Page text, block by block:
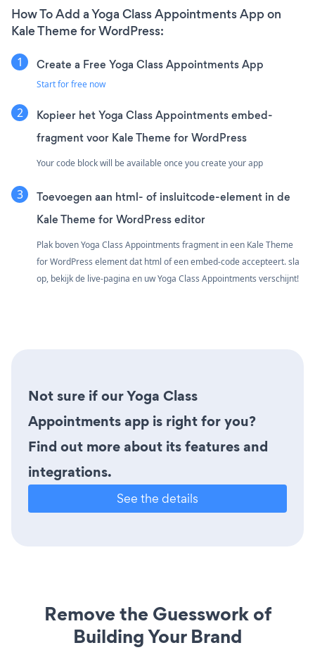
How To Add a Yoga Class Appointments App on
Kale Theme for WordPress:
Create a Free Yoga Class Appointments App
Start for free now
Kopieer het Yoga Class Appointments embed-
fragment voor Kale Theme for WordPress
Your code block will be available once you create your app
Toevoegen aan html- of insluitcode-element in de
Kale Theme for WordPress editor
Plak boven Yoga Class Appointments fragment in een Kale Theme
for WordPress element dat html of een embed-code accepteert. sla
op, bekijk de live-pagina en uw Yoga Class Appointments verschijnt!
Not sure if our Yoga Class
Appointments app is right for you?
Find out more about its features and
integrations.
See the details
Remove the Guesswork of
Building Your Brand